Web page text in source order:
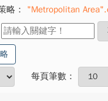
略：
"Metropolitan
每頁筆數：